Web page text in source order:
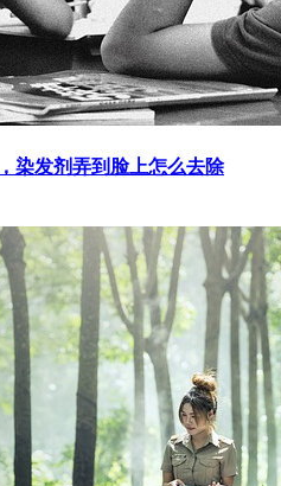
染发剂弄到脸上怎么去除